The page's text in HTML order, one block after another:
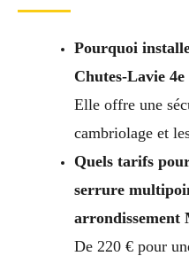
Pourquoi
Chutes-Lavie
Elle offre une
cambriolage et
Quels tarifs
serrure
arrondissement
De 220 € pour